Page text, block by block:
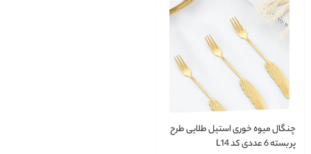
چنگال میوه خوری استیل طلایی طرح
پر بسته 6 عددی کد L14